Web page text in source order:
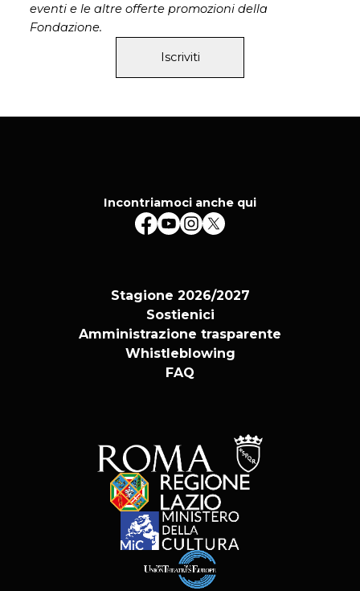
eventi e le altre offerte promozioni della
Fondazione.
Iscriviti
Incontriamoci anche qui
Stagione 2026/2027
Sostienici
Amministrazione trasparente
Whistleblowing
FAQ